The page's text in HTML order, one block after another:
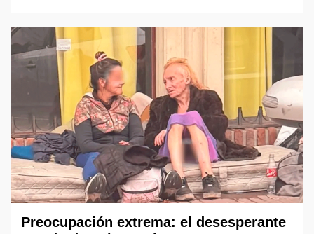
Preocupación extrema: el desesperante